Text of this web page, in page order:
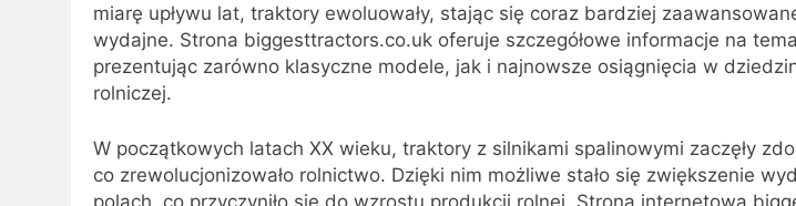
miarę upływu lat, traktory ewoluowały, stając się coraz bardziej
wydajne. Strona biggesttractors.co.uk oferuje szczegółowe informacje na
prezentując zarówno klasyczne modele, jak i najnowsze osiągnięcia w
rolniczej.
W początkowych latach XX wieku, traktory z silnikami spalinowymi zaczęły
co zrewolucjonizowało rolnictwo. Dzięki nim możliwe stało się zwiększenie
polach, co przyczyniło się do wzrostu produkcji rolnej. Strona internetowa